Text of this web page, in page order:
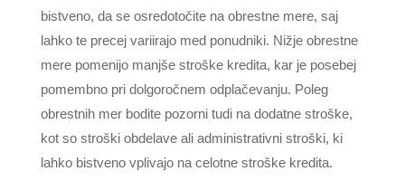
bistveno, da se osredotočite na obrestne mere, saj
lahko te precej variirajo med ponudniki. Nižje obrestne
mere pomenijo manjše stroške kredita, kar je posebej
pomembno pri dolgoročnem odplačevanju. Poleg
obrestnih mer bodite pozorni tudi na dodatne stroške,
kot so stroški obdelave ali administrativni stroški, ki
lahko bistveno vplivajo na celotne stroške kredita.